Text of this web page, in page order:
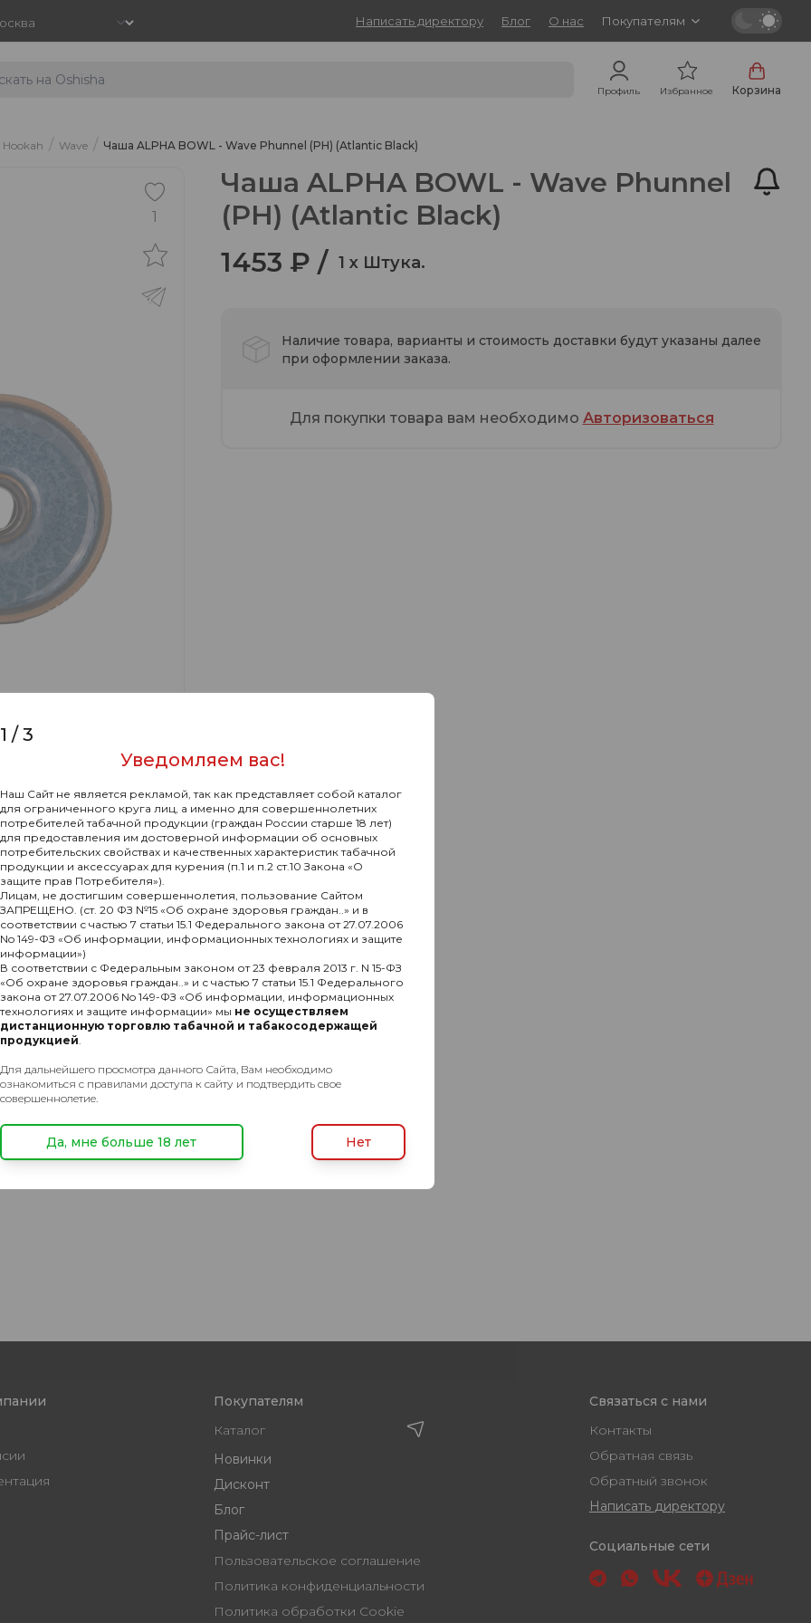
Написать директору Блог О нас Покупателям
Профиль Избранное Корзина
/ Wave / Чаша ALPHA BOWL - Wave Phunnel (PH) (Atlantic Black)
1
Чаша ALPHA BOWL - Wave Phunnel
(PH) (Atlantic Black)
1453 ₽ / 1 x Штука.
Наличие товара, варианты и стоимость доставки будут указаны далее
при оформлении заказа.
Для покупки товара вам необходимо Авторизоваться
Комментарии
(Atlantic Black)
Покупателям
Каталог
Новинки
Дисконт
Блог
Прайс-лист
Пользовательское соглашение
Политика конфиденциальности
Политика обработки Cookie
Связаться с нами
Контакты
Обратная связь
Обратный звонок
Написать директору
Социальные сети
1 /3
Уведомляем вас!
Наш Сайт не является рекламой, так как представляет собой каталог
для ограниченного круга лиц, а именно для совершеннолетних
потребителей табачной продукции (граждан России старше 18 лет)
для предоставления им достоверной информации об основных
потребительских свойствах и качественных характеристик табачной
продукции и аксессуарах для курения (п.1 и п.2 ст.10 Закона «О
защите прав Потребителя»).
Лицам, не достигшим совершеннолетия, пользование Сайтом
ЗАПРЕЩЕНО. (ст. 20 ФЗ №15 «Об охране здоровья граждан..» и в
соответствии с частью 7 статьи 15.1 Федерального закона от 27.07.2006
No 149-ФЗ «Об информации, информационных технологиях и защите
информации»)
В соответствии с Федеральным законом от 23 февраля 2013 г. N 15-ФЗ
«Об охране здоровья граждан..» и с частью 7 статьи 15.1 Федерального
закона от 27.07.2006 No 149-ФЗ «Об информации, информационных
технологиях и защите информации» мы не осуществляем
дистанционную торговлю табачной и табакосодержащей
продукцией
Для дальнейшего просмотра данного Сайта, Вам необходимо
ознакомиться с правилами доступа к сайту и подтвердить свое
совершеннолетие.
Да, мне больше 18 лет Нет